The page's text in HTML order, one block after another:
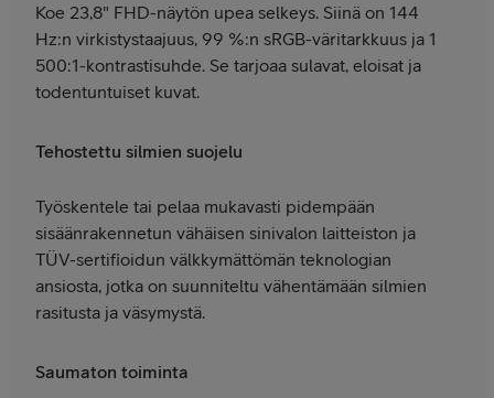
Koe 23,8" FHD-näytön upea selkeys. Siinä on 144
Hz:n virkistystaajuus, 99 %:n sRGB-väritarkkuus ja 1
500:1-kontrastisuhde. Se tarjoaa sulavat, eloisat ja
todentuntuiset kuvat.
Tehostettu silmien suojelu
Työskentele tai pelaa mukavasti pidempään
sisäänrakennetun vähäisen sinivalon laitteiston ja
TÜV-sertifioidun välkkymättömän teknologian
ansiosta, jotka on suunniteltu vähentämään silmien
rasitusta ja väsymystä.
Saumaton toiminta